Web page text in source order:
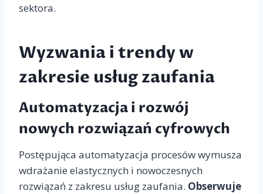
sektora.
Wyzwania i trendy w
zakresie usług zaufania
Automatyzacja i rozwój
nowych rozwiązań cyfrowych
Postępująca automatyzacja procesów wymusza
wdrażanie elastycznych i nowoczesnych
rozwiązań z zakresu usług zaufania. Obserwuje